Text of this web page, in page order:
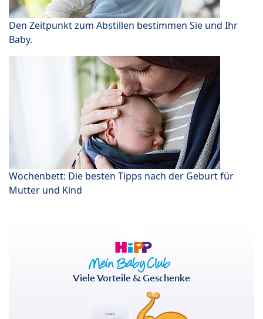
Den Zeitpunkt zum Abstillen bestimmen Sie und Ihr
Baby.
Wochenbett: Die besten Tipps nach der Geburt für
Mutter und Kind
Viele Vorteile & Geschenke